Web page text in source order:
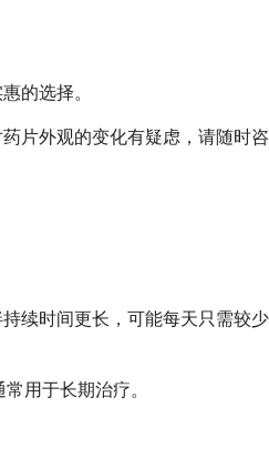
的选择。
片外观的变化有疑虑，请随时咨
续时间更长，可能每天只需较少
用于长期治疗。